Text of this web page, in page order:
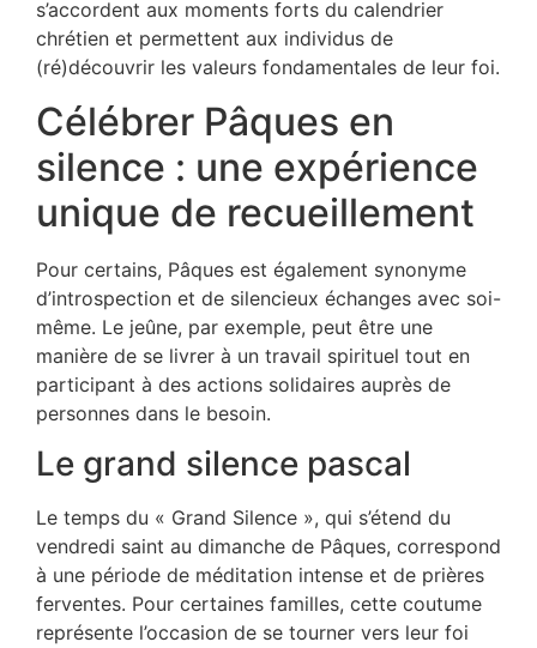
s’accordent aux moments forts du calendrier
chrétien et permettent aux individus de
(ré)découvrir les valeurs fondamentales de leur foi.
Célébrer Pâques en
silence : une expérience
unique de recueillement
Pour certains, Pâques est également synonyme
d’introspection et de silencieux échanges avec soi-
même. Le jeûne, par exemple, peut être une
manière de se livrer à un travail spirituel tout en
participant à des actions solidaires auprès de
personnes dans le besoin.
Le grand silence pascal
Le temps du « Grand Silence », qui s’étend du
vendredi saint au dimanche de Pâques, correspond
à une période de méditation intense et de prières
ferventes. Pour certaines familles, cette coutume
représente l’occasion de se tourner vers leur foi